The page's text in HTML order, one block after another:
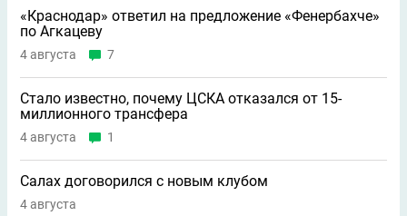
«Краснодар» ответил на предложение «Фенербахче»
по Агкацеву
4 августа 7
Стало известно, почему ЦСКА отказался от 15-
миллионного трансфера
4 августа 1
Салах договорился с новым клубом
4 августа